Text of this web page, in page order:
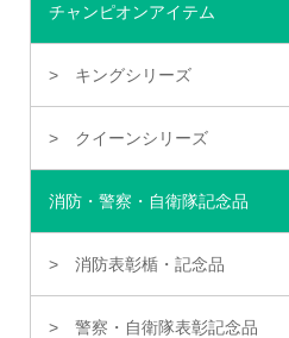
チャンピオンアイテム
キングシリーズ
クイーンシリーズ
消防・警察・自衛隊記念品
消防表彰楯・記念品
警察・自衛隊表彰記念品